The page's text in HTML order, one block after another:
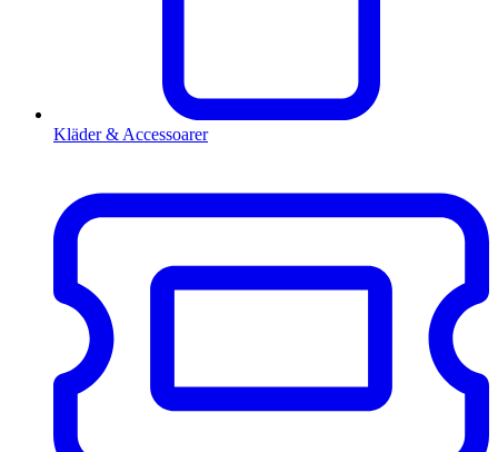
Kläder & Accessoarer